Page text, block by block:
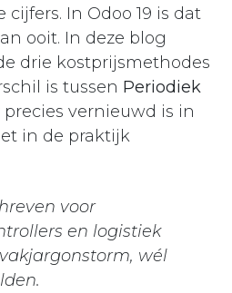
In Odoo 19 is dat
ooit. In deze blog
drie kostprijsmethodes
is tussen Periodiek
precies vernieuwd is in
in de praktijk
voor
en logistiek
wél